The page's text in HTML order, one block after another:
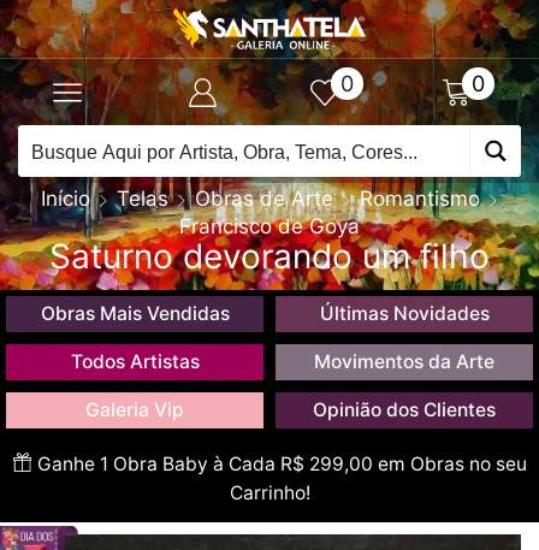
0 0
Início Telas Obras de Arte
Romantismo
Francisco de Goya
Saturno devorando um filho
Obras Mais Vendidas Últimas Novidades
Todos Artistas Movimentos da Arte
Galeria Vip Opinião dos Clientes
Ganhe 1 Obra Baby à Cada R$ 299,00 em Obras no seu
Carrinho!